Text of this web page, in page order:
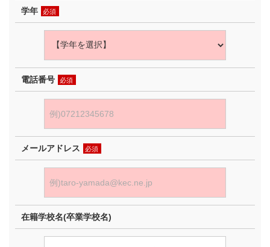
学年 必須
電話番号 必須
メールアドレス 必須
在籍学校名(卒業学校名)